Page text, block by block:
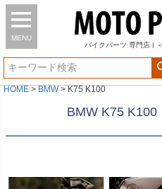
MENU
バイク パーツ 専門店 |
HOME BMW K75 K100
BMW K75 K100